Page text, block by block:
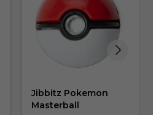
Jibbitz Pokemon
Masterball